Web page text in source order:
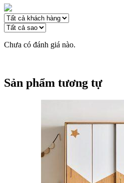
Chưa có đánh giá nào.
Sản phẩm tương tự